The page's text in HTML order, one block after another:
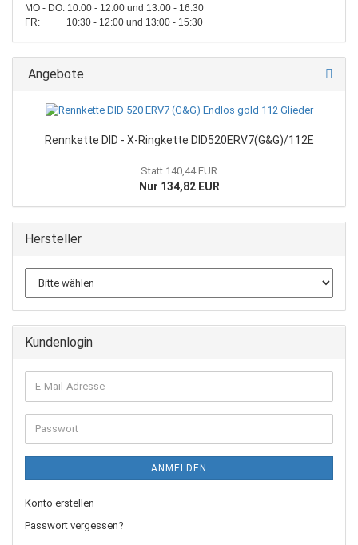
MO - DO: 10:00 - 12:00 und 13:00 - 16:30
FR: 10:30 - 12:00 und 13:00 - 15:30
Angebote
Rennkette DID - X-Ringkette DID520ERV7(G&G)/112E
Statt 140,44 EUR
Nur 134,82 EUR
Hersteller
Kundenlogin
E-
Mail-
Adresse
Passwort
ANMELDEN
Konto erstellen
Passwort vergessen?